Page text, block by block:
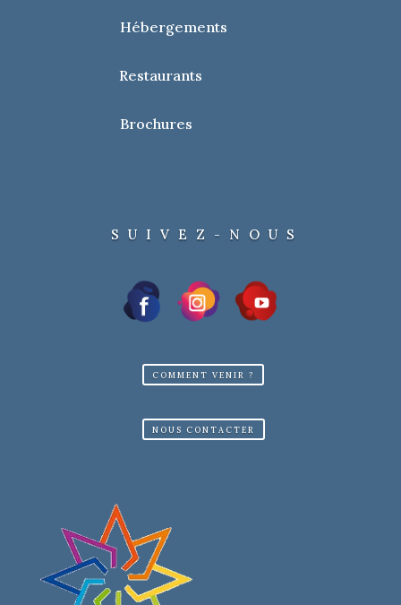
Hébergements
Restaurants
Brochures
SUIVEZ-NOUS
COMMENT VENIR ?
NOUS CONTACTER